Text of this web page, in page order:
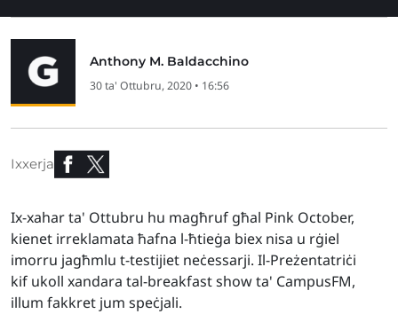
Anthony M. Baldacchino
30 ta' Ottubru, 2020 • 16:56
Ixxerja
Ix-xahar ta' Ottubru hu magħruf għal Pink October,
kienet irreklamata ħafna l-ħtieġa biex nisa u rġiel
imorru jagħmlu t-testijiet neċessarji. Il-Preżentatriċi
kif ukoll xandara tal-breakfast show ta' CampusFM,
illum fakkret jum speċjali.